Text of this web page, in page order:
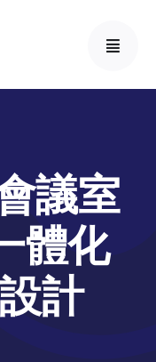
議室
體化
計